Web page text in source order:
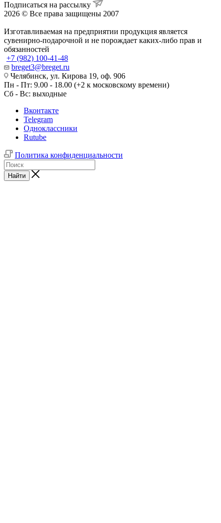
Подписаться на рассылку
2026 © Все права защищены 2007
Изготавливаемая на предприятии продукция является
сувенирно-подарочной и не порождает каких-либо прав и
обязанностей
+7 (982) 100-41-48
breget3@breget.ru
Челябинск, ул. Кирова 19, оф. 906
Пн - Пт: 9.00 - 18.00 (+2 к московскому времени)
Сб - Вс: выходные
Вконтакте
Telegram
Одноклассники
Rutube
Политика конфиденциальности
Найти